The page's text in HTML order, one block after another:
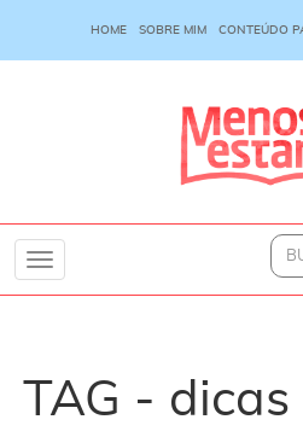
HOME SOBRE MIM CONTEÚDO
Toggle
TAG -